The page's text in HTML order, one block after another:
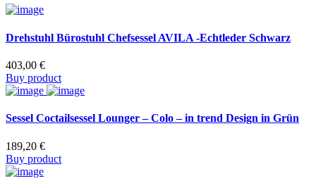
Drehstuhl Bürostuhl Chefsessel AVILA -Echtleder Schwarz
403,00 €
Buy product
Sessel Coctailsessel Lounger – Colo – in trend Design in Grün
189,20 €
Buy product